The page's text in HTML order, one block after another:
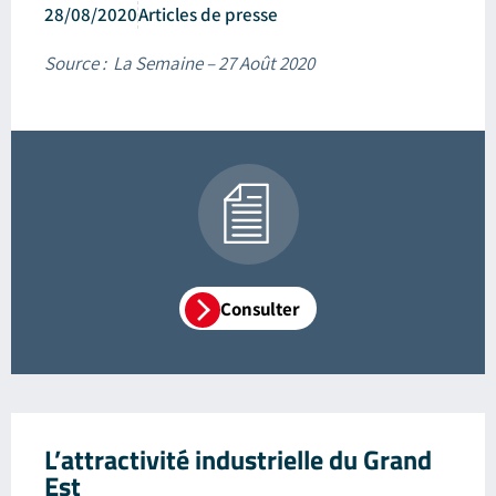
28/08/2020Articles de presse
Source : La Semaine – 27 Août 2020
Consulter
L’attractivité industrielle du Grand
Est